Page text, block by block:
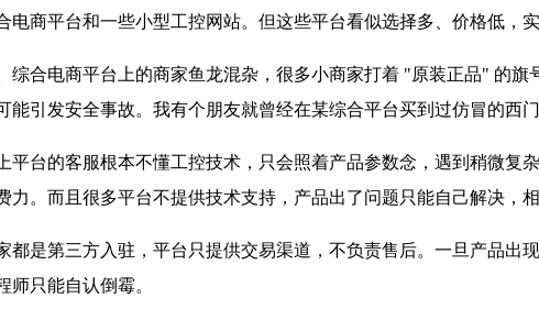
商平台和一些小型工控网站。但这些平台看似选择多、价格低，
合电商平台上的商家鱼龙混杂，很多小商家打着 "原装正品" 的
引发安全事故。我有个朋友就曾经在某综合平台买到过仿冒的西
平台的客服根本不懂工控技术，只会照着产品参数念，遇到稍微
。而且很多平台不提供技术支持，产品出了问题只能自己解决，
都是第三方入驻，平台只提供交易渠道，不负责售后。一旦产品
只能自认倒霉。